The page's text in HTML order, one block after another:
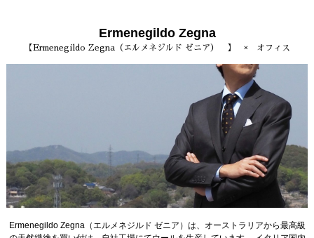
Ermenegildo Zegna
【Ermenegildo Zegna（エルメネジルド ゼニア） 】 × オフィス
Ermenegildo Zegna（エルメネジルド ゼニア）は、オーストラリアから最高級